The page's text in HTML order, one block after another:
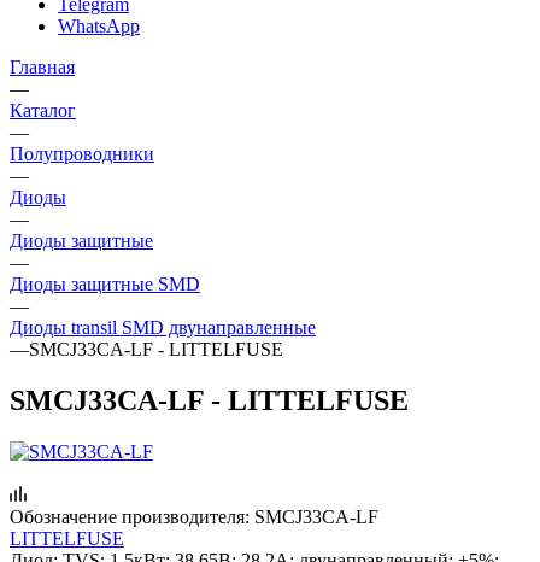
Telegram
WhatsApp
Главная
—
Каталог
—
Полупроводники
—
Диоды
—
Диоды защитные
—
Диоды защитные SMD
—
Диоды transil SMD двунаправленные
—SMCJ33CA-LF - LITTELFUSE
SMCJ33CA-LF - LITTELFUSE
Обозначение производителя: SMCJ33CA-LF
LITTELFUSE